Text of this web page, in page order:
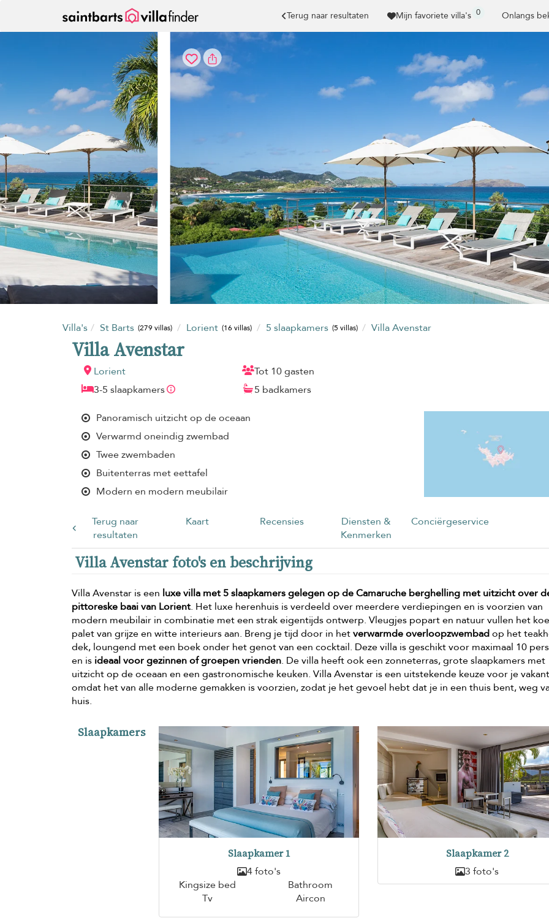
Terug naar resultaten Mijn favoriete villa's 0 Onlangs
Villa's St Barts (279 villas) Lorient (16 villas) 5 slaapkamers (5 villas) Villa Avenstar
Villa Avenstar
Lorient
Tot 10 gasten
3-5 slaapkamers
5 badkamers
Panoramisch uitzicht op de oceaan
Verwarmd oneindig zwembad
Twee zwembaden
Buitenterras met eettafel
Modern en modern meubilair
Terug naar
resultaten
Kaart Recensies
Diensten &
Kenmerken
Conciërgeservice
Villa Avenstar foto's en beschrijving
Villa Avenstar is een luxe villa met 5 slaapkamers gelegen op de Camaruche berghelling met uitzicht over
pittoreske baai van Lorient. Het luxe herenhuis is verdeeld over meerdere verdiepingen en is voorzien van
modern meubilair in combinatie met een strak eigentijds ontwerp. Vleugjes popart en natuur vullen het
palet van grijze en witte interieurs aan. Breng je tijd door in hetverwarmde overloopzwembadop het
dek, loungend met een boek onder het genot van een cocktail. Deze villa is geschikt voor maximaal 10
en is ideaal voor gezinnen of groepen vrienden. De villa heeft ook een zonneterras, grote slaapkamers met
uitzicht op de oceaan en een gastronomische keuken. Villa Avenstar is een uitstekende keuze voor je
omdat het van alle moderne gemakken is voorzien, zodat je het gevoel hebt dat je in een thuis bent, weg
huis.
Slaapkamers
Slaapkamer 1
4 foto's
Kingsize bed
Bathroom
Tv
Aircon
Slaapkamer 2
3 foto's